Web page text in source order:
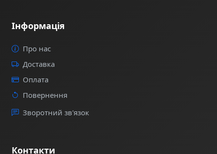
Інформація
Про нас
Доставка
Оплата
Повернення
Зворотний зв'язок
Контакти